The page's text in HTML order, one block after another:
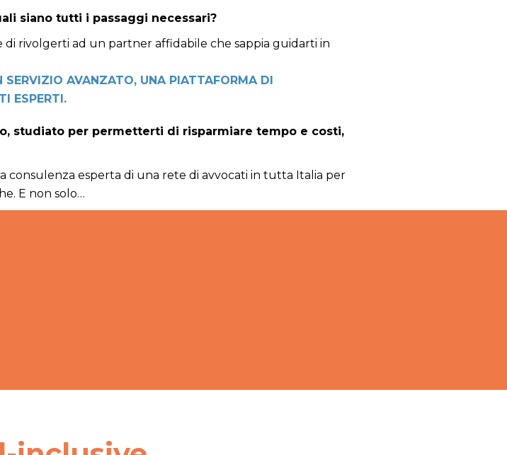
siano tutti i passaggi necessari?
di rivolgerti ad un partner affidabile che sappia guidarti in
SERVIZIO AVANZATO, UNA PIATTAFORMA DI
ESPERTI.
studiato per permetterti di risparmiare tempo e costi,
consulenza esperta di una rete di avvocati in tutta Italia per
E non solo…